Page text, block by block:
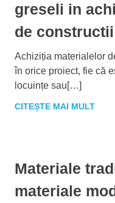
greseli in
de constructii
Achiziția materialelor
în orice proiect, fie că
locuințe sau[…]
CITEȘTE MAI MULT
Materiale
materiale